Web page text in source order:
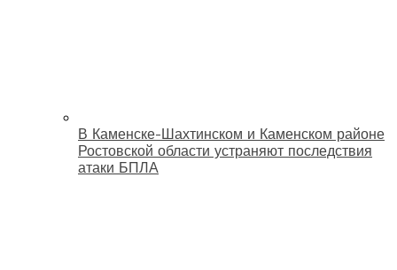
В Каменске-Шахтинском и Каменском районе
Ростовской области устраняют последствия
атаки БПЛА